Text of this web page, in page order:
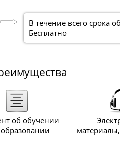
В течение всего срока
Бесплатно
об обучении